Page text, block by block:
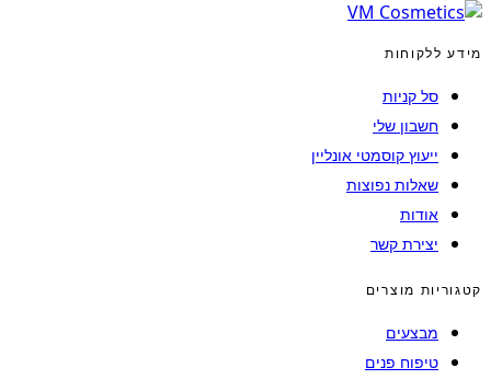
מידע ללקוחות
סל קניות
חשבון שלי
ייעוץ קוסמטי אונליין
שאלות נפוצות
אודות
יצירת קשר
קטגוריות מוצרים
מבצעים
טיפוח פנים